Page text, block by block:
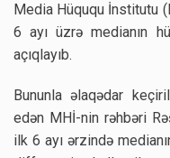
Media Hüququ İnstitutu
6 ayı üzrə medianın
açıqlayıb.
Bununla əlaqədar
edən MHİ-nin rəhbəri
ilk 6 ayı ərzində